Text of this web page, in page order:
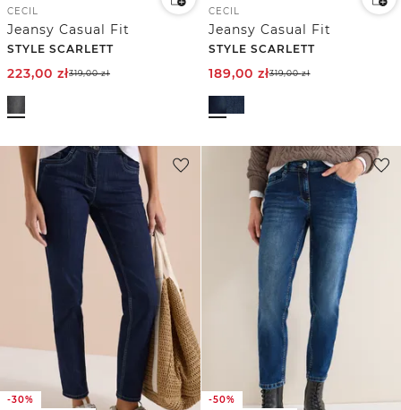
CECIL
Jeansy Casual Fit
STYLE SCARLETT
223,00 zł319,00zł
CECIL
Jeansy Casual Fit
STYLE SCARLETT
189,00 zł319,00zł
-30%
-50%